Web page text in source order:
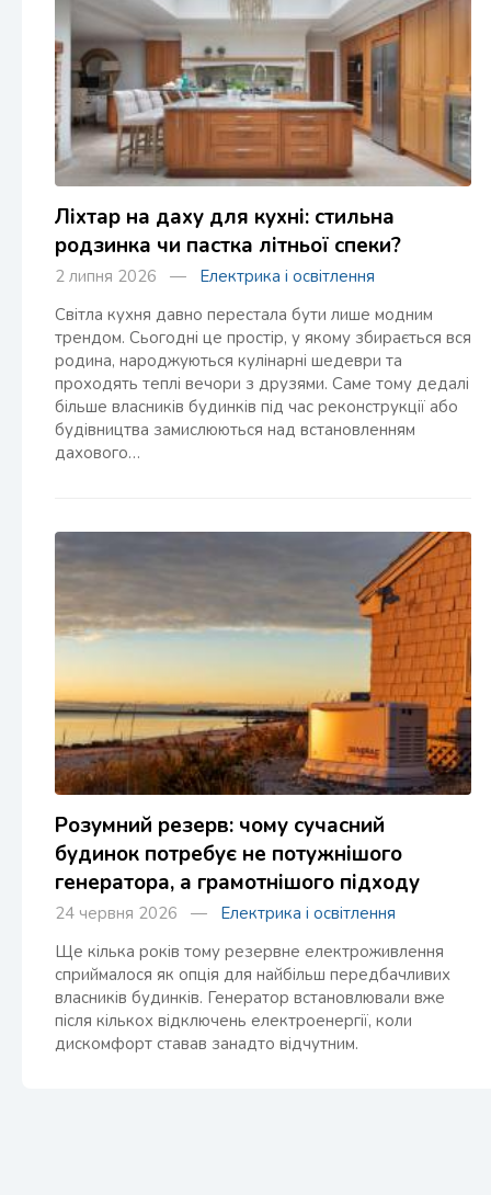
Ліхтар на даху для кухні: стильна
родзинка чи пастка літньої спеки?
2 липня 2026 — Електрика і освітлення
Світла кухня давно перестала бути лише модним
трендом. Сьогодні це простір, у якому збирається вся
родина, народжуються кулінарні шедеври та
проходять теплі вечори з друзями. Саме тому дедалі
більше власників будинків під час реконструкції або
будівництва замислюються над встановленням
дахового…
Розумний резерв: чому сучасний
будинок потребує не потужнішого
генератора, а грамотнішого підходу
24 червня 2026 — Електрика і освітлення
Ще кілька років тому резервне електроживлення
сприймалося як опція для найбільш передбачливих
власників будинків. Генератор встановлювали вже
після кількох відключень електроенергії, коли
дискомфорт ставав занадто відчутним.